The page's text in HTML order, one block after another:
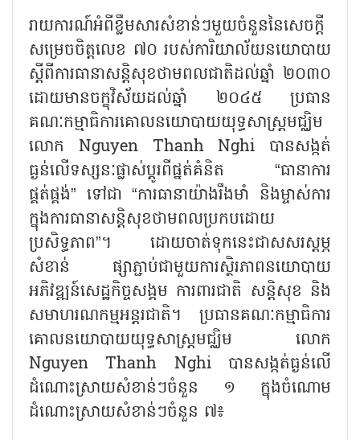
រាយការណ៍អំពីខ្លឹមសារសំខាន់ៗមួយចំនួននៃសេចក្តី
សម្រេចចិត្តលេខ ៧០ របស់ការិយាល័យនយោបាយ
ស្តីពីការធានាសន្តិសុខថាមពលជាតិដល់ឆ្នាំ ២០៣០
ដោយមានចក្ខុវិស័យដល់ឆ្នាំ ២០៤៥ ប្រធាន
គណៈកម្មាធិការគោលនយោបាយយុទ្ធសាស្ត្រមជ្ឈិម
លោក Nguyen Thanh Nghi បានសង្កត់
ធ្ងន់លើទស្សនៈផ្លាស់ប្តូរពីផ្នត់គំនិត “ធានាការ
ផ្គត់ផ្គង់” ទៅជា “ការធានាយ៉ាងរឹងមាំ និងម្ចាស់ការ
ក្នុងការធានាសន្តិសុខថាមពលប្រកបដោយ
ប្រសិទ្ធភាព”។ ដោយចាត់ទុកនេះជាសសរស្តម្ភ
សំខាន់ ផ្សាភ្ជាប់ជាមួយការស្ថិរភាពនយោបាយ
អភិវឌ្ឍន៍សេដ្ឋកិច្ចសង្គម ការពារជាតិ សន្តិសុខ និង
សមាហរណកម្មអន្តរជាតិ។ ប្រធានគណៈកម្មាធិការ
គោលនយោបាយយុទ្ធសាស្ត្រមជ្ឈិម លោក
Nguyen Thanh Nghi បានសង្កត់ធ្ងន់លើ
ដំណោះស្រាយសំខាន់ៗចំនួន ១ ក្នុងចំណោម
ដំណោះស្រាយសំខាន់ៗចំនួន ៧៖